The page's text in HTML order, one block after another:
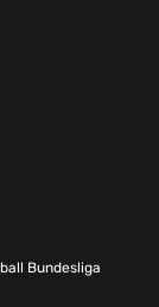
Bundesliga